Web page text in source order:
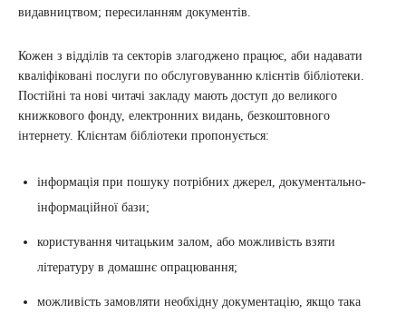
видавництвом; пересиланням документів.
Кожен з відділів та секторів злагоджено працює, аби надавати
кваліфіковані послуги по обслуговуванню клієнтів бібліотеки.
Постійні та нові читачі закладу мають доступ до великого
книжкового фонду, електронних видань, безкоштовного
інтернету. Клієнтам бібліотеки пропонується:
інформація при пошуку потрібних джерел, документально-
інформаційної бази;
користування читацьким залом, або можливість взяти
літературу в домашнє опрацювання;
можливість замовляти необхідну документацію, якщо така